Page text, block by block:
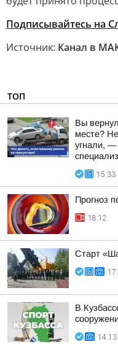
Подписывайтесь на
Источник: Канал в
ТОП
Вы
месте?
угнали, —
15:33
Прогноз
18:12
Старт
В
14:13